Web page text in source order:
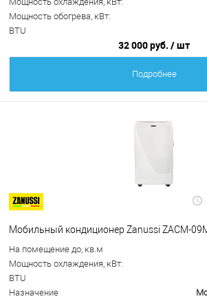
Мощность обогрева, кВт:
BTU
32 000 руб. / шт
Подробнее
Мобильный кондиционер Zanussi ZACM-
На помещение до, кв.м
Мощность охлаждения, кВт:
BTU
Назначение